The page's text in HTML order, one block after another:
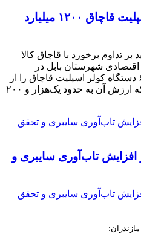
کشف ۶۰۱ دستگاه کولر اسپلیت قاچاق ۱۲۰۰ میلیارد
بر تداوم برخورد با قاچاق کالا
شهرستان بابل در
عملیاتی هدفمند موفق شدند ۶۰۱ دستگاه کولر اسپلیت قاچاق را از
یک انبار کشف کنند؛ محموله‌ای که ارزش آن به حدود یک‌هزار و ۲۰۰
تاب‌آوری سایبری و